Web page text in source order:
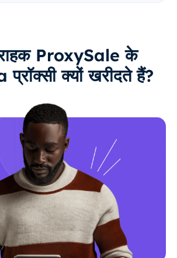
ProxySale के
क्यों खरीदते हैं?